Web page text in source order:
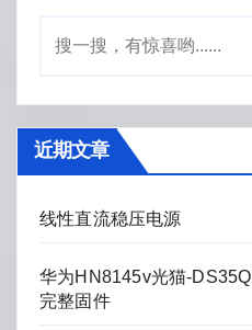
近期文章
线性直流稳压电源
华为HN8145v光猫-
完整固件